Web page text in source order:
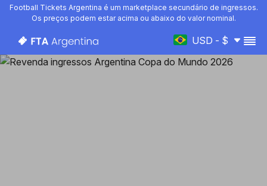
Football Tickets Argentina é um marketplace secundário de ingressos.
Os preços podem estar acima ou abaixo do valor nominal.
USD - $